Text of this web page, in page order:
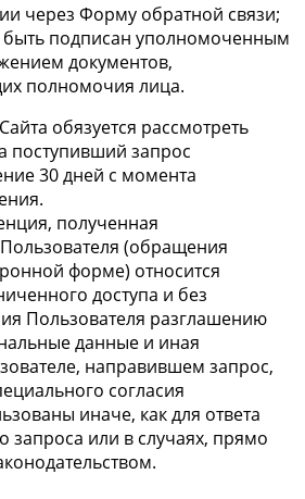
через Форму обратной связи;
подписан уполномоченным
документов,
полномочия лица.
обязуется рассмотреть
поступивший запрос
30 дней с момента
полученная
(обращения
форме) относится
доступа и без
Пользователя разглашению
данные и иная
направившем запрос,
согласия
иначе, как для ответа
запроса или в случаях, прямо